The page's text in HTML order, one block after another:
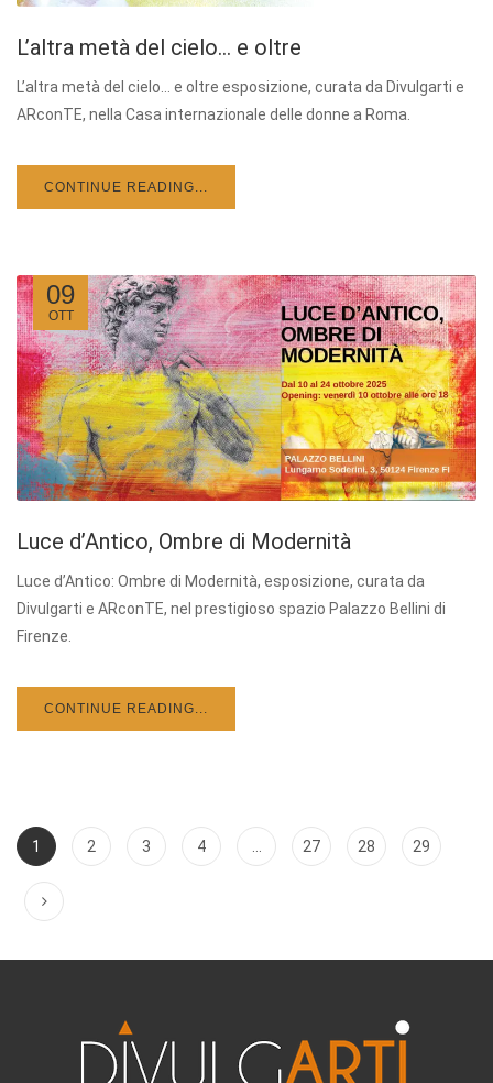
L’altra metà del cielo… e oltre
L’altra metà del cielo… e oltre esposizione, curata da Divulgarti e
ARconTE, nella Casa internazionale delle donne a Roma.
CONTINUE READING...
09
OTT
Luce d’Antico, Ombre di Modernità
Luce d’Antico: Ombre di Modernità, esposizione, curata da
Divulgarti e ARconTE, nel prestigioso spazio Palazzo Bellini di
Firenze.
CONTINUE READING...
1 2 3 4 … 27 28 29